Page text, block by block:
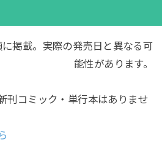
掲載。実際の発売日と異なる可
能性があります。
刊コミック・単行本はありませ